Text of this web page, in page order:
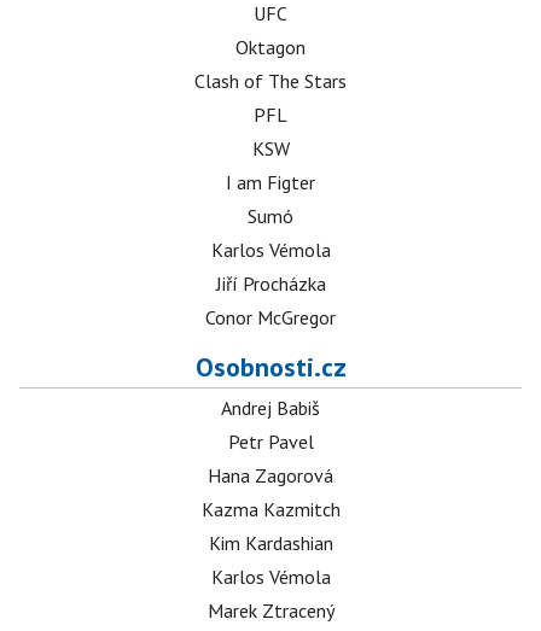
UFC
Oktagon
Clash of The Stars
PFL
KSW
I am Figter
Sumó
Karlos Vémola
Jiří Procházka
Conor McGregor
Osobnosti.cz
Andrej Babiš
Petr Pavel
Hana Zagorová
Kazma Kazmitch
Kim Kardashian
Karlos Vémola
Marek Ztracený